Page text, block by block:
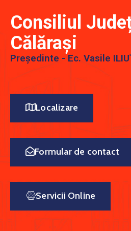
Consiliul
Călărași
Președinte - Ec. Vasile
Localizare
Formular de contact
Servicii Online